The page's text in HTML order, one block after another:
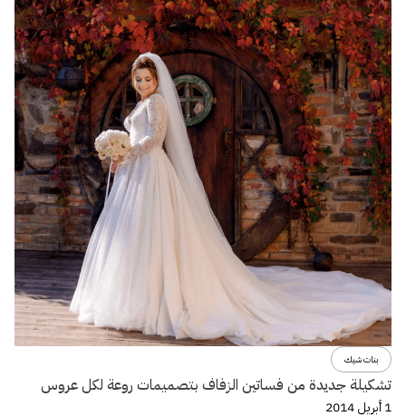
بنات شيك
تشكيلة جديدة من فساتين الزفاف بتصميمات روعة لكل عروس
1 أبريل 2014